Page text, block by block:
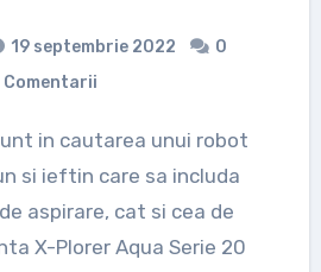
19 septembrie 2022
0
Comentarii
si ieftin care sa includa
aspirare, cat si cea de
X-Plorer Aqua Serie 20